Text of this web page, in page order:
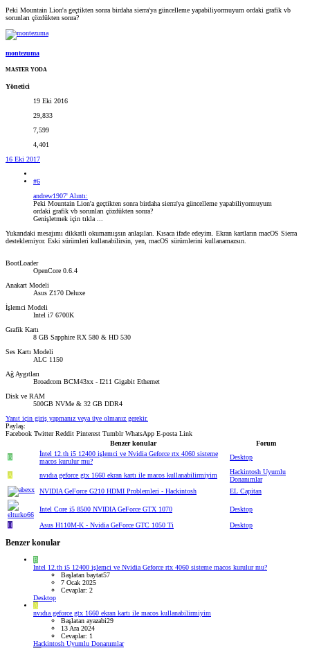
Peki Mountain Lion'a geçtikten sonra birdaha sierra'ya güncelleme yapabiliyormuyum ordaki grafik vb
sorunları çözdükten sonra?
montezuma
MASTER YODA
Yönetici
19 Eki 2016
29,833
7,599
4,401
16 Eki 2017
#6
andrew1907' Alıntı:
Peki Mountain Lion'a geçtikten sonra birdaha sierra'ya güncelleme yapabiliyormuyum
ordaki grafik vb sorunları çözdükten sonra?
Genişletmek için tıkla ...
Yukarıdaki mesajımı dikkatli okumamışsın anlaşılan. Kısaca ifade edeyim. Ekran kartların macOS Sierra
desteklemiyor. Eski sürümleri kullanabilirsin, yen, macOS sürümlerini kullanamazsın.
BootLoader
OpenCore 0.6.4
Anakart Modeli
Asus Z170 Deluxe
İşlemci Modeli
Intel i7 6700K
Grafik Kartı
8 GB Sapphire RX 580 & HD 530
Ses Kartı Modeli
ALC 1150
Ağ Aygıtları
Broadcom BCM43xx - I211 Gigabit Ethernet
Disk ve RAM
500GB NVMe & 32 GB DDR4
Yanıt için giriş yapmanız veya üye olmanız gerekir.
Paylaş:
Facebook Twitter Reddit Pinterest Tumblr WhatsApp E-posta Link
Benzer konular
Forum
B
İntel 12.th i5 12400 işlemci ve Nvidia Geforce rtx 4060 sisteme
macos kurulur mu?
Desktop
A nvıdıa geforce gtx 1660 ekran kartı ile macos kullanabilirmiyim
Hackintosh Uyumlu
Donanımlar
NVIDIA GeForce G210 HDMI Problemleri - Hackintosh
EL Capitan
Intel Core i5 8500 NVIDIA GeForce GTX 1070 Desktop
H Asus H110M-K - Nvidia GeForce GTC 1050 Ti Desktop
Benzer konular
B
İntel 12.th i5 12400 işlemci ve Nvidia Geforce rtx 4060 sisteme macos kurulur mu?
Başlatan baytat57
7 Ocak 2025
Cevaplar: 2
Desktop
A
nvıdıa geforce gtx 1660 ekran kartı ile macos kullanabilirmiyim
Başlatan ayazabi29
13 Ara 2024
Cevaplar: 1
Hackintosh Uyumlu Donanımlar